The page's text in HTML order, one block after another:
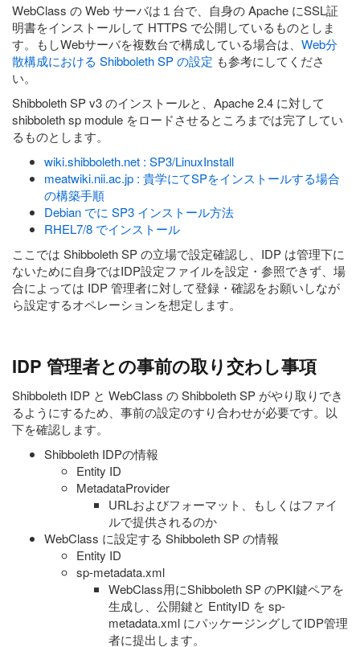
WebClass の Web サーバは１台で、自身の Apache にSSL証
明書をインストールして HTTPS で公開しているものとしま
す。もしWebサーバを複数台で構成している場合は、 Web分
散構成における Shibboleth SP の設定 も参考にしてくださ
い。
Shibboleth SP v3 のインストールと、Apache 2.4 に対して
shibboleth sp module をロードさせるところまでは完了してい
るものとします。
wiki.shibboleth.net : SP3/LinuxInstall
meatwiki.nii.ac.jp : 貴学にてSPをインストールする場合
の構築手順
Debian でに SP3 インストール方法
RHEL7/8 でインストール
ここでは Shibboleth SP の立場で設定確認し、IDP は管理下に
ないために自身ではIDP設定ファイルを設定・参照できず、場
合によっては IDP 管理者に対して登録・確認をお願いしなが
ら設定するオペレーションを想定します。
IDP 管理者との事前の取り交わし事項
Shibboleth IDP と WebClass の Shibboleth SP がやり取りでき
るようにするため、事前の設定のすり合わせが必要です。以
下を確認します。
Shibboleth IDPの情報
Entity ID
MetadataProvider
URLおよびフォーマット、もしくはファイ
ルで提供されるのか
WebClass に設定する Shibboleth SP の情報
Entity ID
sp-metadata.xml
WebClass用にShibboleth SP のPKI鍵ペアを
生成し、公開鍵と EntityID を sp-
metadata.xml にパッケージングしてIDP管理
者に提出します。